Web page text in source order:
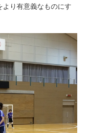
り有意義なものにす